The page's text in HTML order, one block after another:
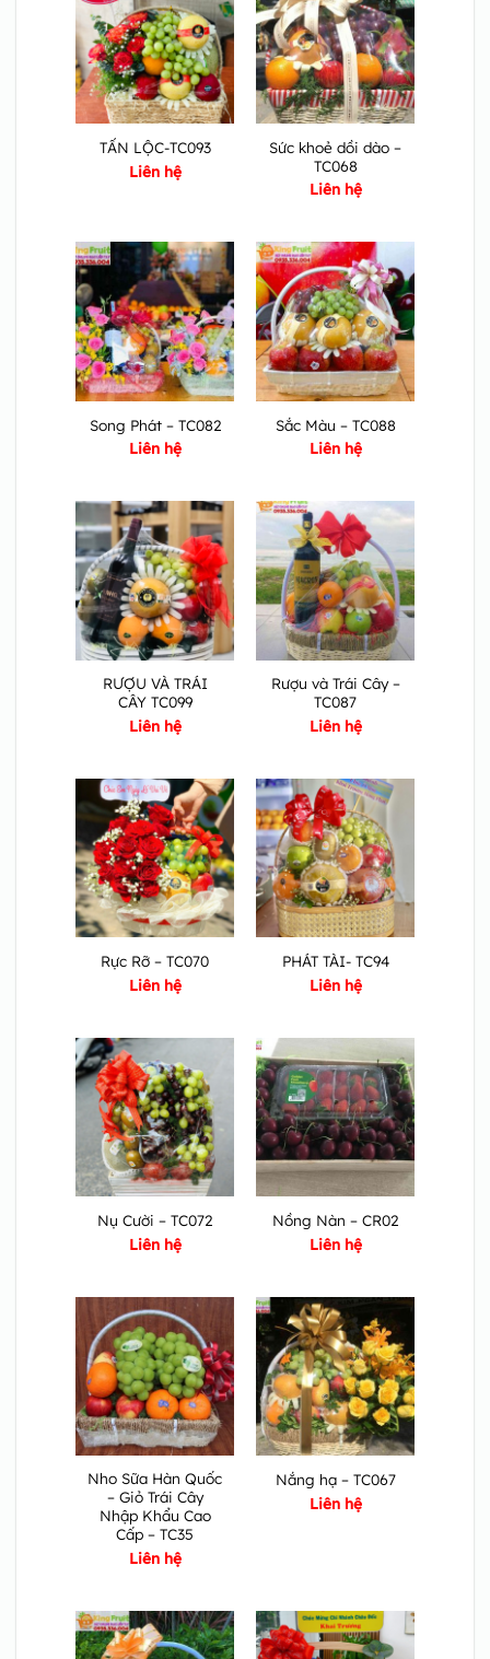
TẤN LỘC-TC093
Liên hệ
Sức khoẻ dồi dào –
TC068
Liên hệ
Song Phát – TC082
Liên hệ
Sắc Màu – TC088
Liên hệ
RƯỢU VÀ TRÁI
CÂY TC099
Liên hệ
Rượu và Trái Cây –
TC087
Liên hệ
Rực Rỡ – TC070
Liên hệ
PHÁT TÀI- TC94
Liên hệ
Nụ Cười – TC072
Liên hệ
Nồng Nàn – CR02
Liên hệ
Nho Sữa Hàn Quốc
– Giỏ Trái Cây
Nhập Khẩu Cao
Cấp – TC35
Liên hệ
Nắng hạ – TC067
Liên hệ